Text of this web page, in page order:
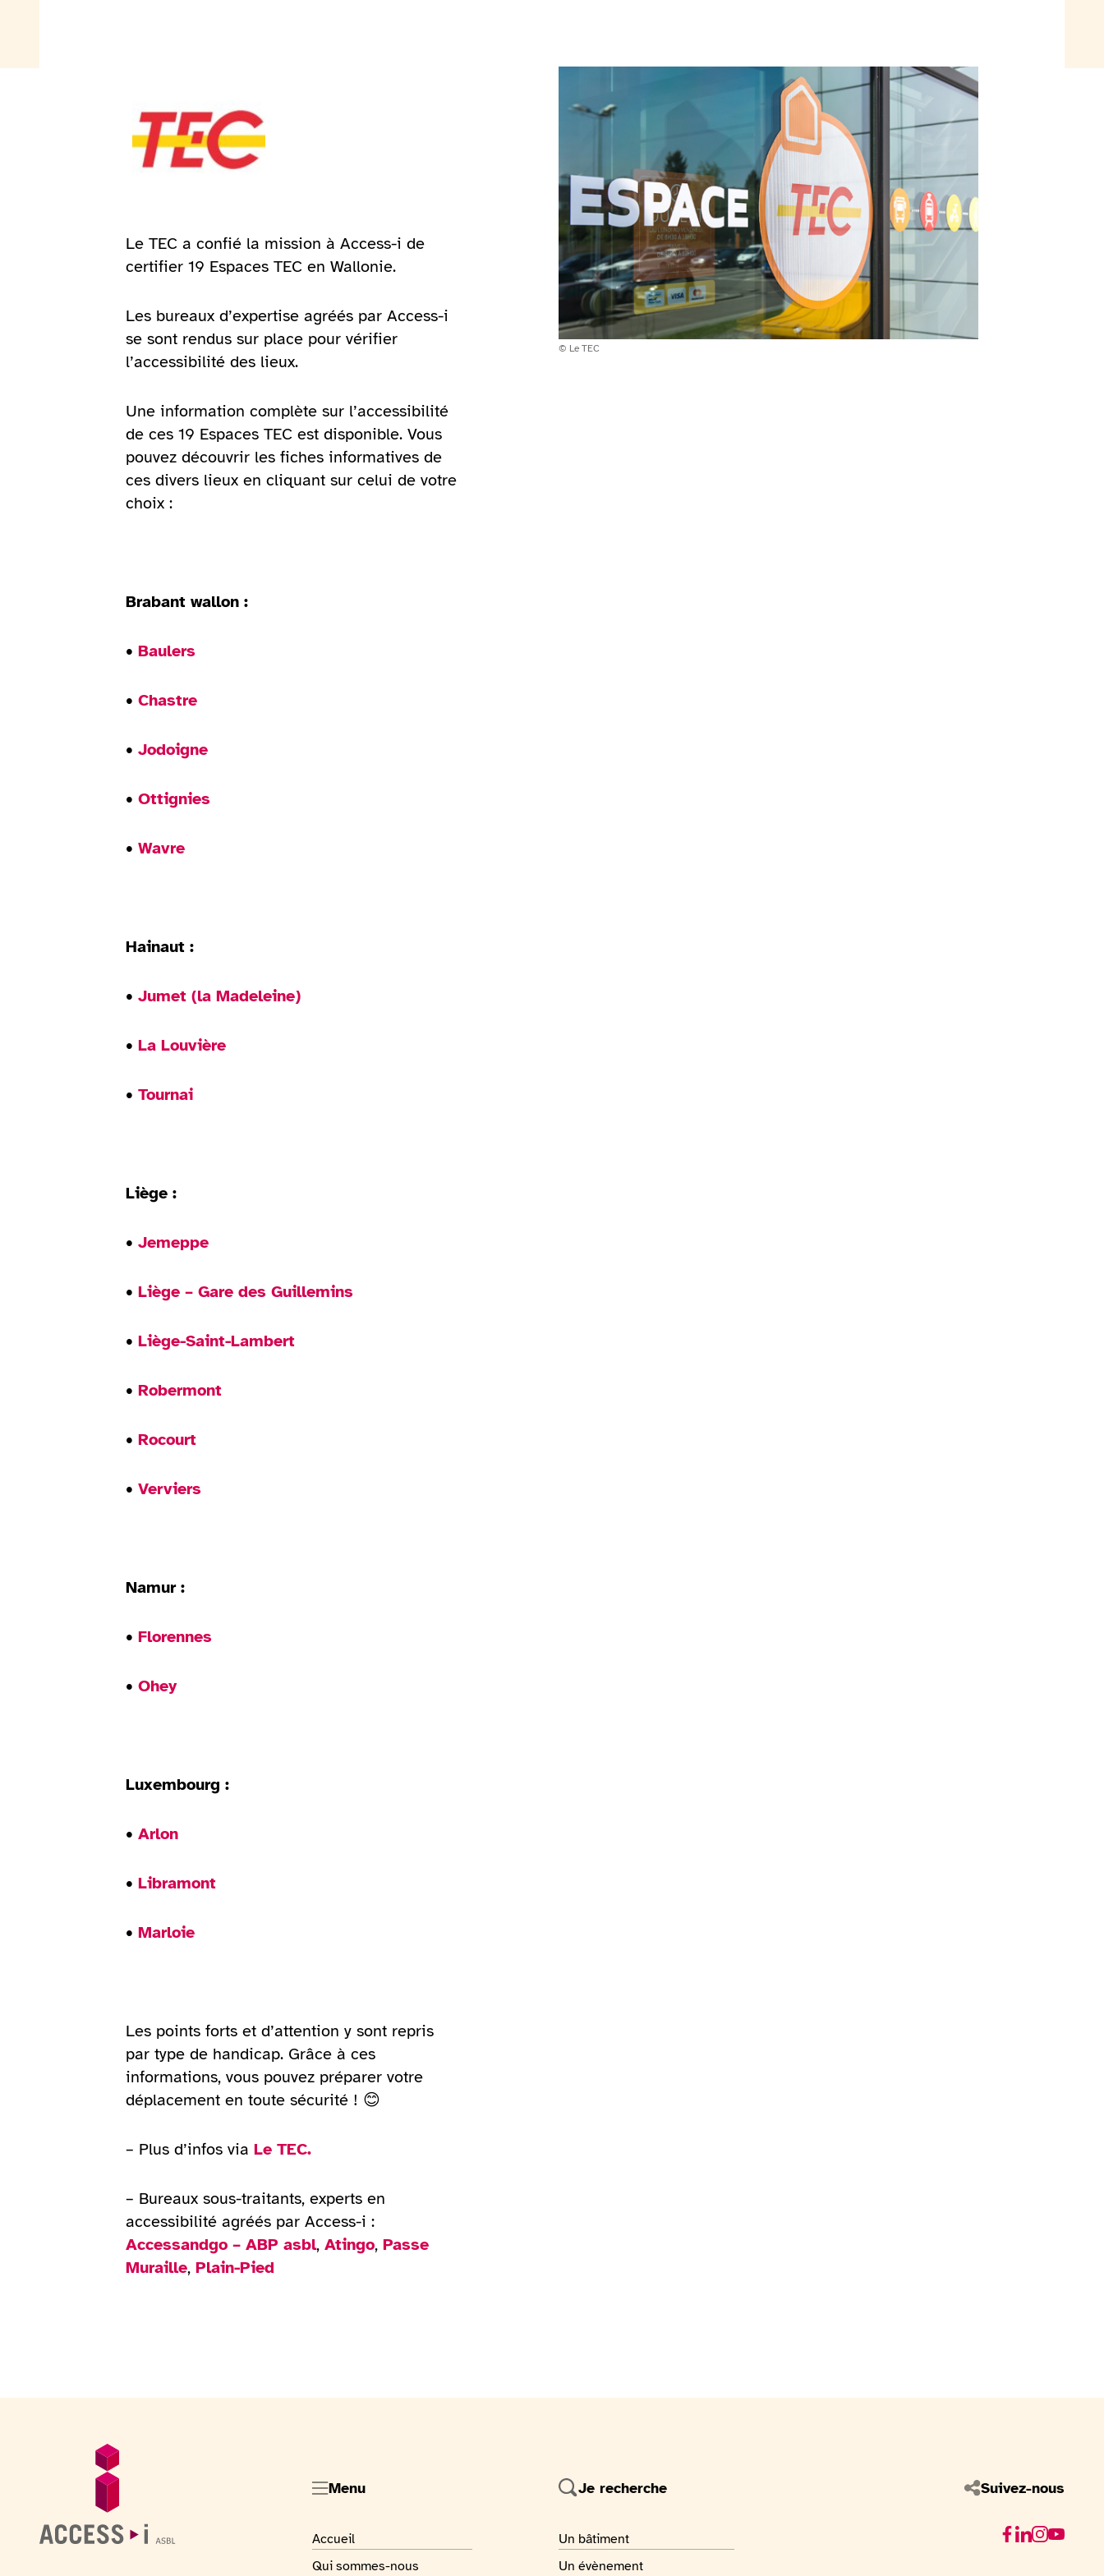
Le TEC a confié la mission à Access-i de
certifier 19 Espaces TEC en Wallonie.
Les bureaux d’expertise agréés par Access-i
se sont rendus sur place pour vérifier
l’accessibilité des lieux.
Une information complète sur l’accessibilité
de ces 19 Espaces TEC est disponible. Vous
pouvez découvrir les fiches informatives de
ces divers lieux en cliquant sur celui de votre
choix :
Brabant wallon :
•Baulers
•Chastre
•Jodoigne
•Ottignies
•Wavre
Hainaut :
•Jumet (la Madeleine)
•La Louvière
•Tournai
Liège :
•Jemeppe
•Liège – Gare des Guillemins
•Liège-Saint-Lambert
•Robermont
•Rocourt
•Verviers
Namur :
•Florennes
•Ohey
Luxembourg :
•Arlon
•Libramont
•Marloie
Les points forts et d’attention y sont repris
par type de handicap. Grâce à ces
informations, vous pouvez préparer votre
déplacement en toute sécurité ! 😊
– Plus d’infos viaLe TEC.
– Bureaux sous-traitants, experts en
accessibilité agréés par Access-i :
Accessandgo – ABP asbl,Atingo,Passe
Muraille,Plain-Pied
Copyright:
© Le TEC
Pied de page
Informations générales
Menu
Visiter la page
Accueil
Visiter la page
Qui sommes-nous
Je recherche
Je recherche
Un bâtiment
Je recherche
Un évènement
Suivez-nous
Facebook
Linkedin
Instagram
Youtube